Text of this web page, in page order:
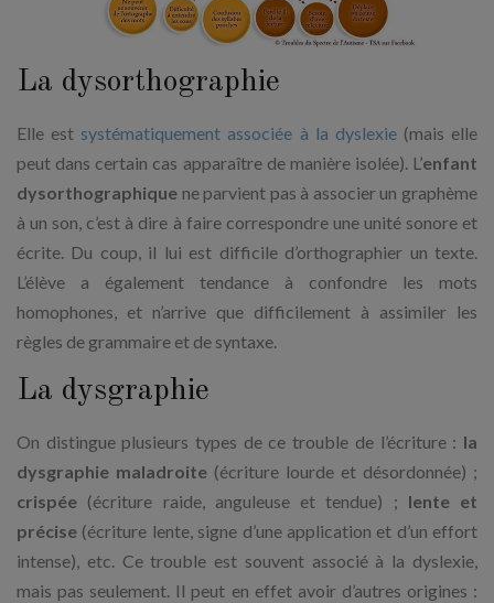
La dysorthographie
Elle est systématiquement associée à la dyslexie(mais elle
peut dans certain cas apparaître de manière isolée). L’enfant
dysorthographique ne parvient pas à associer un graphème
à un son, c’est à dire à faire correspondre une unité sonore et
écrite. Du coup, il lui est difficile d’orthographier un texte.
L’élève a également tendance à confondre les mots
homophones, et n’arrive que difficilement à assimiler les
règles de grammaire et de syntaxe.
La dysgraphie
On distingue plusieurs types de ce trouble de l’écriture : la
dysgraphie maladroite (écriture lourde et désordonnée) ;
crispée (écriture raide, anguleuse et tendue) ; lente et
précise (écriture lente, signe d’une application et d’un effort
intense), etc. Ce trouble est souvent associé à la dyslexie,
mais pas seulement. Il peut en effet avoir d’autres origines :